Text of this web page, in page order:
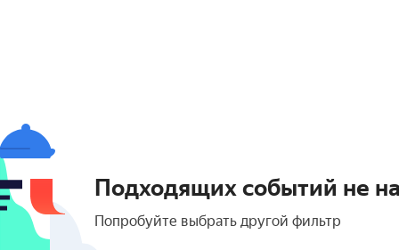
Подходящих событий не
Попробуйте выбрать другой фильтр